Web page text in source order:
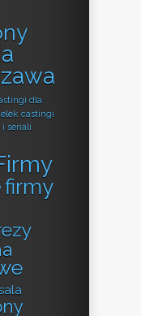
dla
castingi
seriali
firmy